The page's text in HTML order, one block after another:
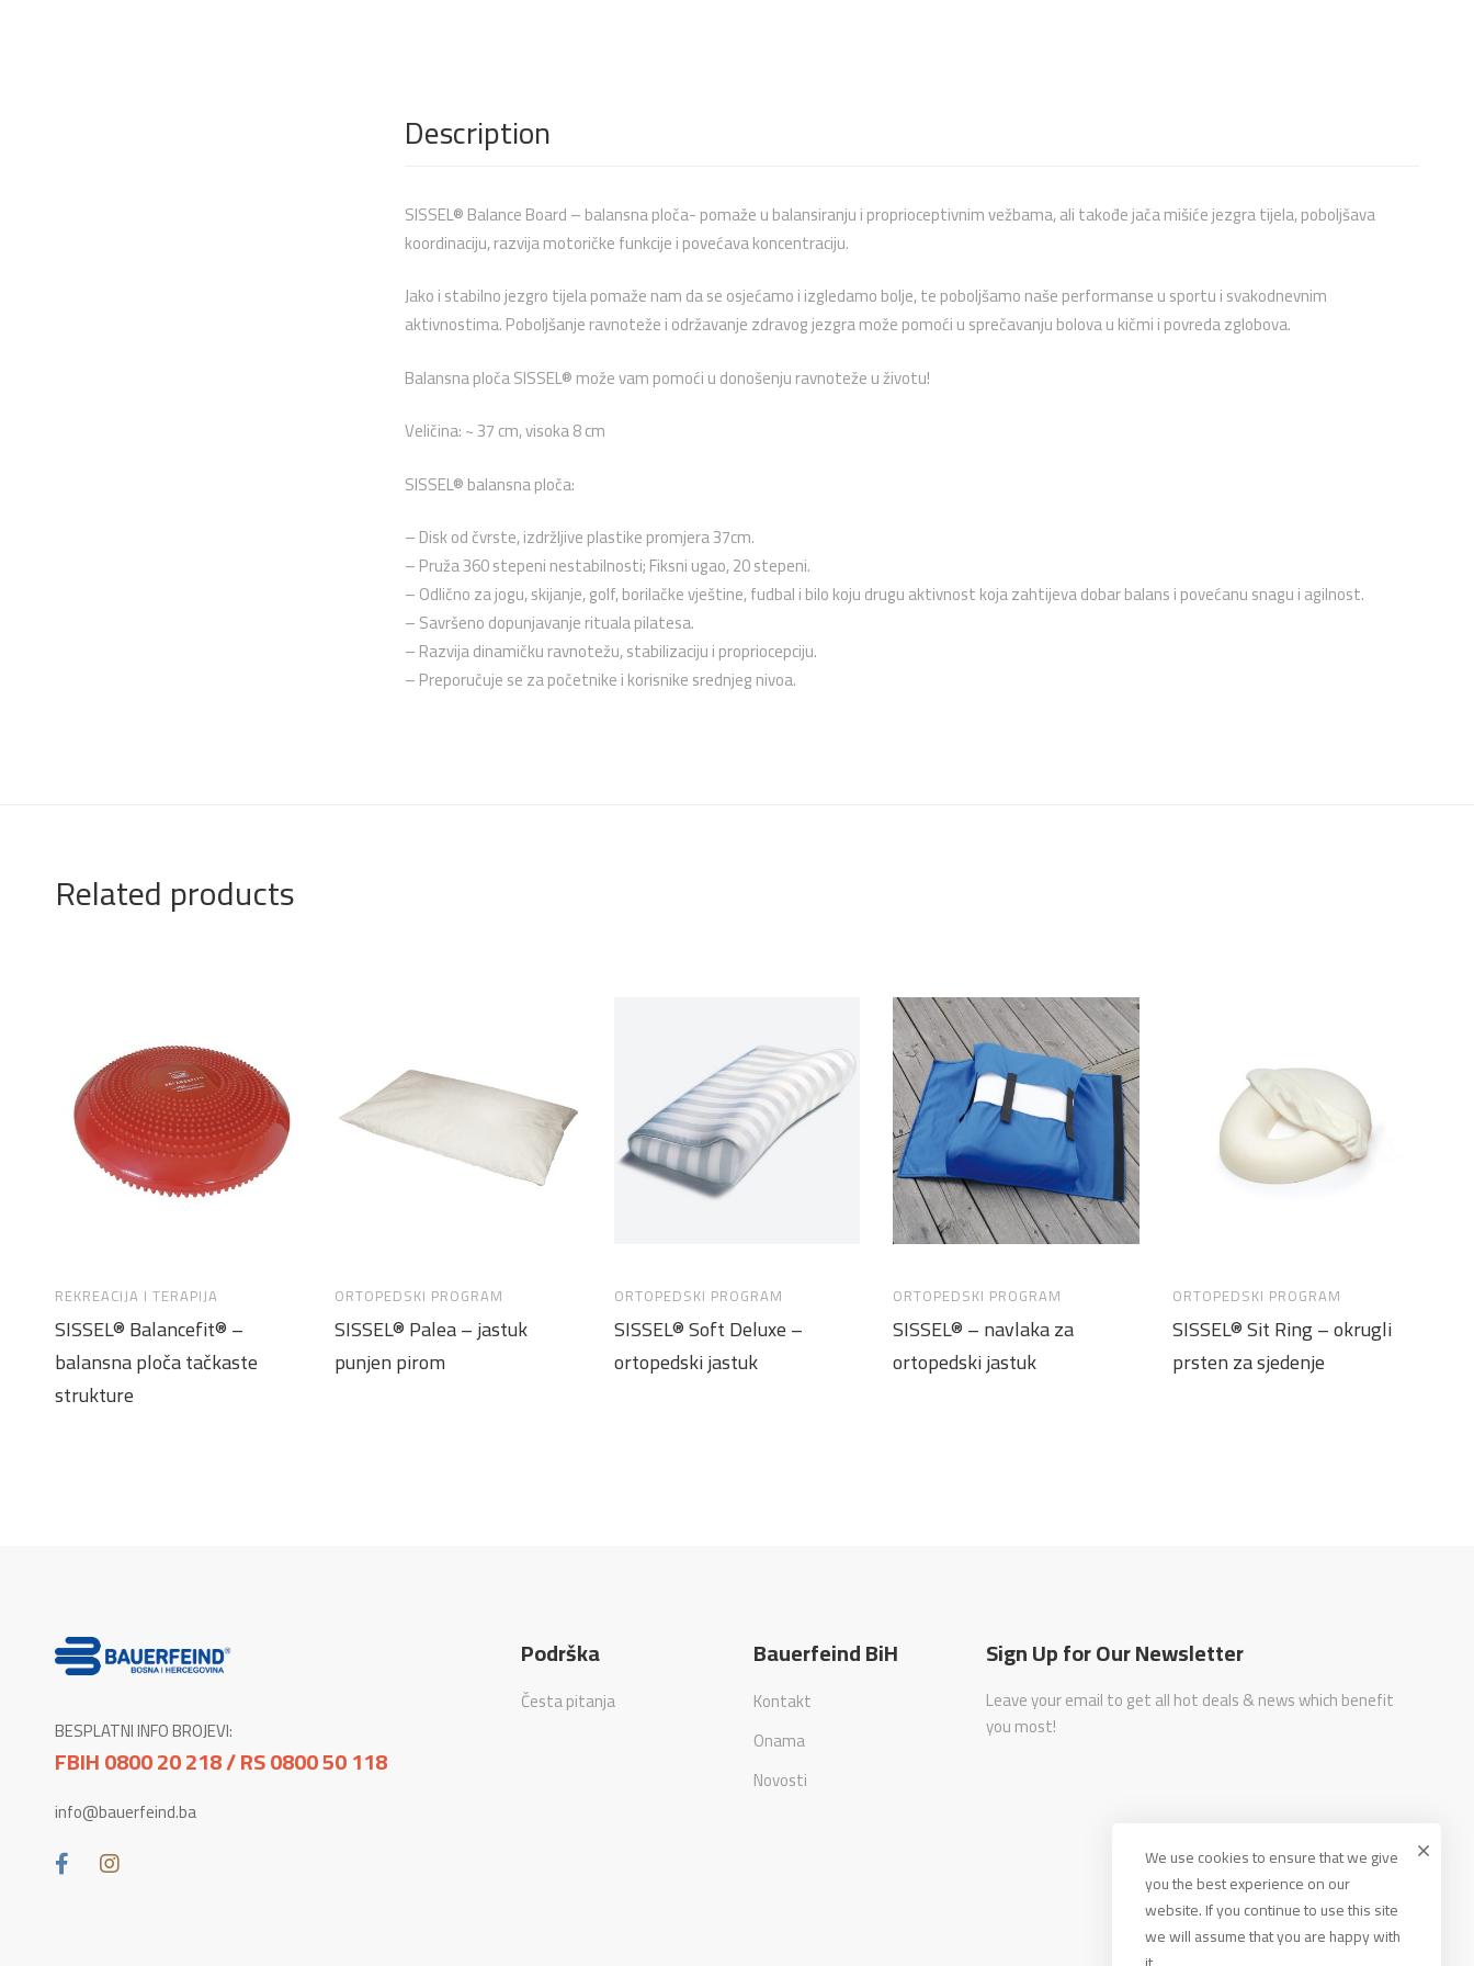
Description
SISSEL® Balance Board – balansna ploča- pomaže u balansiranju i proprioceptivnim vežbama, ali takođe jača mišiće jezgra tijela, poboljšava
koordinaciju, razvija motoričke funkcije i povećava koncentraciju.
Jako i stabilno jezgro tijela pomaže nam da se osjećamo i izgledamo bolje, te poboljšamo naše performanse u sportu i svakodnevnim
aktivnostima.Poboljšanje ravnoteže i održavanje zdravog jezgra može pomoći u sprečavanju bolova u kičmi i povreda zglobova.
Balansna ploča SISSEL® može vam pomoći u donošenju ravnoteže u životu!
Veličina: ~ 37 cm, visoka 8 cm
SISSEL® balansna ploča:
– Disk od čvrste, izdržljive plastike promjera 37cm.
–Pruža 360 stepeni nestabilnosti; Fiksni ugao, 20 stepeni.
–Odlično za jogu, skijanje, golf, borilačke vještine, fudbal i bilo koju drugu aktivnost koja zahtijeva dobar balans i povećanu snagu i agilnost.
–Savršeno dopunjavanje rituala pilatesa.
–Razvija dinamičku ravnotežu, stabilizaciju i propriocepciju.
–Preporučuje se za početnike i korisnike srednjeg nivoa.
Related products
REKREACIJA I TERAPIJA
SISSEL® Balancefit® –
balansna ploča tačkaste
strukture
ORTOPEDSKI PROGRAM
SISSEL® Palea – jastuk
punjen pirom
ORTOPEDSKI PROGRAM
SISSEL® Soft Deluxe –
ortopedski jastuk
ORTOPEDSKI PROGRAM
SISSEL® – navlaka za
ortopedski jastuk
ORTOPEDSKI PROGRAM
SISSEL® Sit Ring – okrugli
prsten za sjedenje
BESPLATNI INFO BROJEVI:
FBIH 0800 20 218 / RS 0800 50 118
info@bauerfeind.ba
Podrška
Česta pitanja
Bauerfeind BiH
Kontakt
Onama
Novosti
Sign Up for Our Newsletter
Leave your email to get all hot deals & news which benefit
you most!
We use cookies to ensure that we give
you the best experience on our
website. If you continue to use this site
we will assume that you are happy with